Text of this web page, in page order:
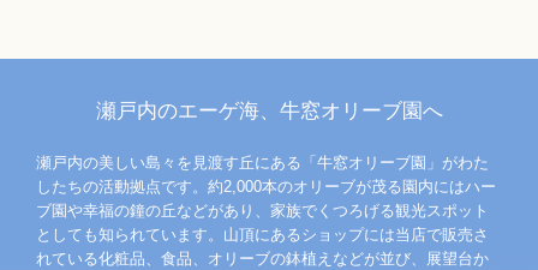
瀬戸内のエーゲ海、牛窓オリーブ園へ
瀬戸内の美しい島々を見渡す丘にある「牛窓オリーブ園」がわた
したちの活動拠点です。約2,000本のオリーブが茂る園内にはハー
ブ園や幸福の鐘の丘などがあり、家族でくつろげる観光スポット
としても知られています。山頂にあるショップには当店で販売さ
れている化粧品、食品、オリーブの鉢植えなどが並び、展望台か